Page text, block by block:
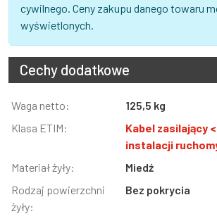
cywilnego. Ceny zakupu danego towaru
wyświetlonych.
Cechy dodatkowe
Informacja
Wartość
Waga netto:
125,5 kg
Klasa ETIM:
Kabel zasilający <
instalacji
Materiał żyły:
Miedź
Rodzaj powierzchni
żyły:
Bez pokrycia